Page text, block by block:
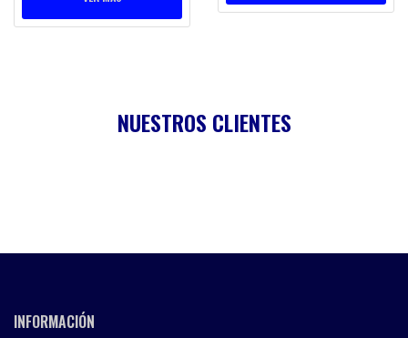
NUESTROS CLIENTES
INFORMACIÓN